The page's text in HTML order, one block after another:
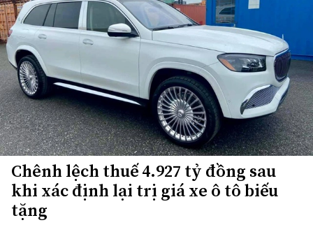
Chênh lệch thuế 4.927 tỷ đồng sau
khi xác định lại trị giá xe ô tô biếu
tặng